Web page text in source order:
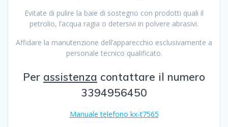
Evitate di pulire la baie di sostegno con prodotti quali il
petrolio, l’acqua ragia o detersivi in polvere abrasivi.
Affidare la manutenzione dell’apparecchio esclusivamente a
personale tecnico qualificato.
Per assistenza contattare il numero
3394956450
Manuale telefono kx-t7565